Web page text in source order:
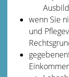
wenn Sie
und